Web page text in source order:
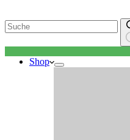
Ergebnisse
Shop